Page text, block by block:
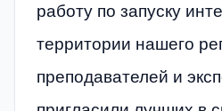
работу по запуску
территории нашего
преподавателей и